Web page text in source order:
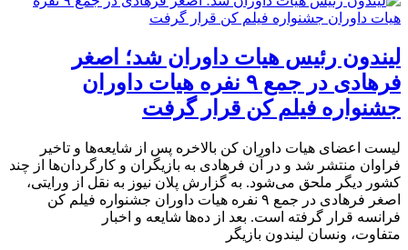
لیندون رئیس هیات داوران شد؛ اصغر
فرهادی در جمع ۹ نفره هیات داوران
جشنواره فیلم کن قرار گرفت
لیست اعضای هیات داوران کن بالاخره پس از شایعه‌ها و تاخیر
فراوان منتشر شد و در آن فرهادی به بازیگران و کارگردان‌ها از چند
کشور دیگر ملحق می‌شود. به گزارش پلان نیوز به نقل از ورایتی،
اصغر فرهادی در جمع ۹ نفره هیات داوران جشنواره فیلم کن
فرانسه قرار گرفته است. بعد از ده‌ها شایعه و اخبار
متفاوت، ونسان لیندون بازیگر